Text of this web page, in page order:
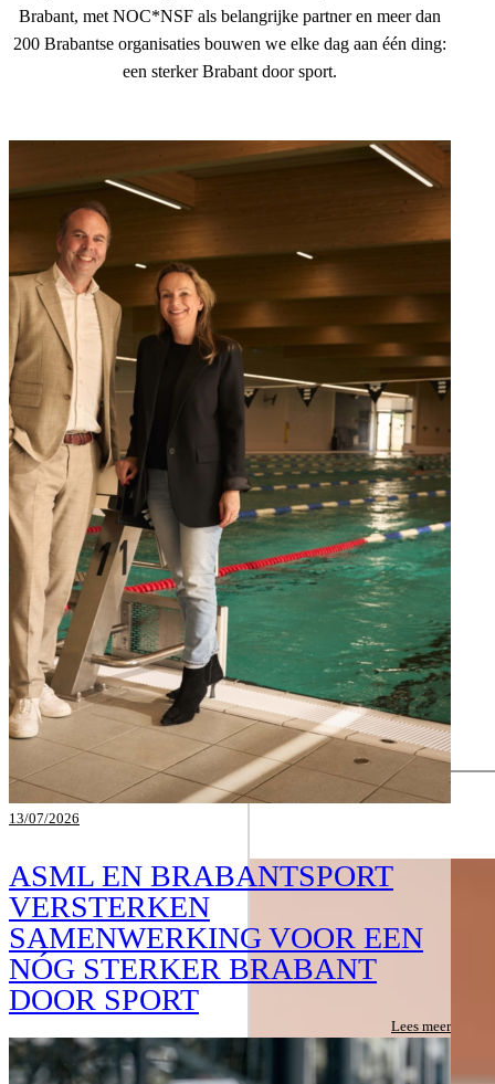
Brabant, met NOC*NSF als belangrijke partner en meer dan
200 Brabantse organisaties bouwen we elke dag aan één ding:
een sterker Brabant door sport.
13/07/2026
ASML EN BRABANTSPORT
VERSTERKEN
SAMENWERKING VOOR EEN
NÓG STERKER BRABANT
DOOR SPORT
Lees meer